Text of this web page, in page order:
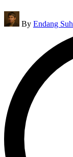
Posted
by
By Endang